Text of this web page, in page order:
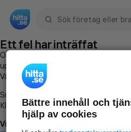
Ett fel har inträffat
Om du vill kan du
uppstod så att vi lättare och snabbare
Vänligen försök med följande:
Surfa till
Klicka påTillbaka-knappen i
Vi beklagar besväret!
Bättre innehåll och
hjälp av cookies